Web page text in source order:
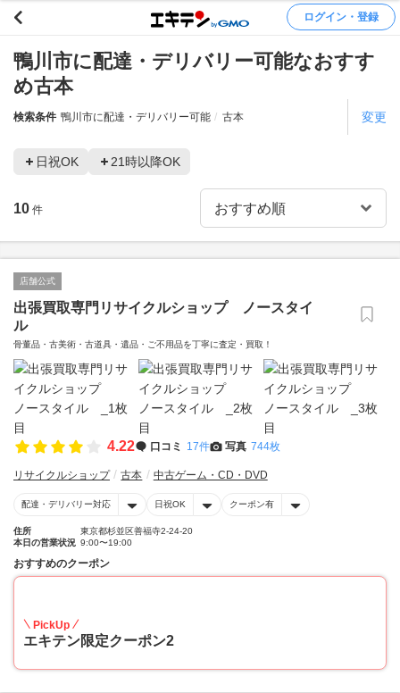
ログイン・登録
鴨川市に配達・デリバリー可能なおすす
め古本
検索条件 鴨川市に配達・デリバリー可能 古本 変更
日祝OK 21時以降OK
10 件
店舗公式
出張買取専門リサイクルショップ ノースタイ
ル
骨董品・古美術・古道具・遺品・ご不用品を丁寧に査定・買取！
4.22 口コミ 17件 写真 744枚
リサイクルショップ 古本 中古ゲーム・CD・DVD
配達・デリバリー対応 日祝OK クーポン有
住所
東京都杉並区善福寺2-24-20
本日の営業状況 9:00〜19:00
おすすめのクーポン
PickUp
エキテン限定クーポン2